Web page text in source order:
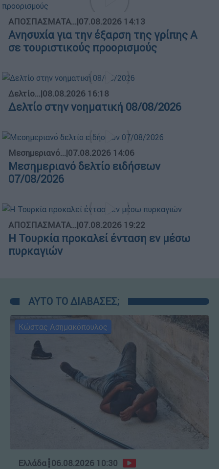
ΑΠΟΣΠΑΣΜΑΤΑ...|07.08.2026 14:13
Ανησυχία για την έξαρση της γρίπης Α
σε τουριστικούς προορισμούς
Δελτίο...|08.08.2026 16:18
Δελτίο στην νοηματική 08/08/2026
Μεσημεριανό...|07.08.2026 14:06
Μεσημεριανό δελτίο ειδήσεων
07/08/2026
ΑΠΟΣΠΑΣΜΑΤΑ...|07.08.2026 19:22
Η Τουρκία προκαλεί ένταση εν μέσω
πυρκαγιών
ΑΥΤΟ ΤΟ ΔΙΑΒΑΣΕΣ;
Κώστας Ασημακόπουλος
Ελλάδα┋06.08.2026 10:30